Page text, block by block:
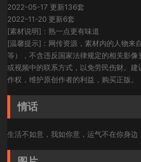
2022-05-17 更新136套
2022-11-20 更新6套
[素材说明]：熟一点更有味道
[温馨提示]：网传资源，素材内的人物来
等），不含违反国家法律规定的相关影像
或视频中的联系方式，以免劳民伤财。建
作权，维护原创作者的利益，购买正版。
情话
生活不如意，我如你意，运气不在你身边